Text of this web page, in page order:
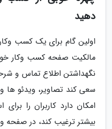
دهید
اولین گام برای یک کسب
مالکیت صفحه کسب وکار
نگهداشتن اطلاع تماس و
سعی کند تصاویر، ویدئو ها
امکان دارد کاربران را
بیشتر ترغیب کند، در صفحه